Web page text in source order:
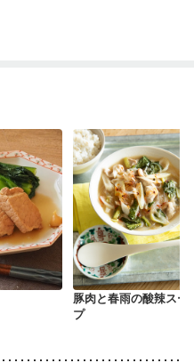
豚肉と春雨の酸辣スー
プ